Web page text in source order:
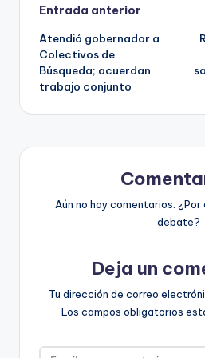
Navegación
de
entradas
Entrada anterior
Atendió gobernador a
Colectivos de
Búsqueda; acuerdan
trabajo conjunto
Aún no hay comentarios. ¿Por
debate?
Deja un
Tu dirección de correo
Los campos obligatorios